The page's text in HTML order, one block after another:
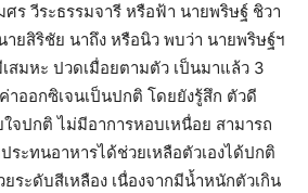
ร วีระธรรมจารี หรือฟ้า นายพริษฐ์ ชิวา
ายสิริชัย นาถึง หรือนิว พบว่า นายพริษฐ์ฯ
สมหะ ปวดเมื่อยตามตัว เป็นมาแล้ว 3
ออกซิเจนเป็นปกติ โดยยังรู้สึก ตัวดี
ใจปกติ ไม่มีอาการหอบเหนื่อย สามารถ
ะทนอาหารได้ช่วยเหลือตัวเองได้ปกติ
ระดับสีเหลือง เนื่องจากมีน้ำหนักตัวเกิน